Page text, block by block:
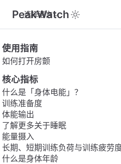
PeakWatch
选择语言
使用指南
如何打开房颤
核心指标
什么是「身体电能」？
训练准备度
体能输出
了解更多关于睡眠
能量摄入
长期、短期训练负荷与训练疲劳
什么是身体年龄